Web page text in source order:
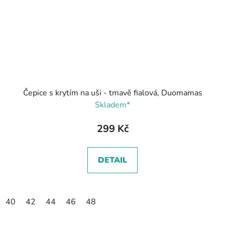
Čepice s krytím na uši - tmavě fialová, Duomamas
Skladem*
299 Kč
DETAIL
40 42 44 46 48